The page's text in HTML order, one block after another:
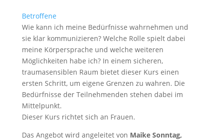
Betroffene
Wie kann ich meine Bedürfnisse wahrnehmen und
sie klar kommunizieren? Welche Rolle spielt dabei
meine Körpersprache und welche weiteren
Möglichkeiten habe ich? In einem sicheren,
traumasensiblen Raum bietet dieser Kurs einen
ersten Schritt, um eigene Grenzen zu wahren. Die
Bedürfnisse der Teilnehmenden stehen dabei im
Mittelpunkt.
Dieser Kurs richtet sich an Frauen.
Das Angebot wird angeleitet von Maike Sonntag,